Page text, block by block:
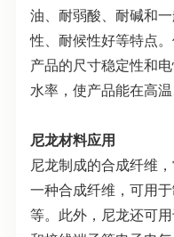
油、耐弱酸、耐碱和
性、耐候性好等特点
产品的尺寸稳定性和
水率，使产品能在高温
尼龙材料应用
尼龙制成的合成纤维
一种合成纤维，可用
等。此外，尼龙还可